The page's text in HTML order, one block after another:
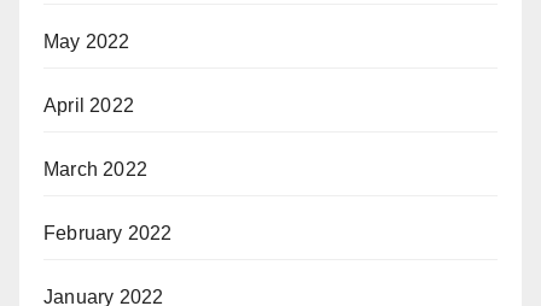
May 2022
April 2022
March 2022
February 2022
January 2022